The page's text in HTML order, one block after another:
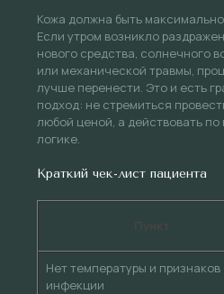
Кожа должна быть
Если утром возникло
нового средства, солнечного
или механической травмы,
лучше перенести. Это и есть
подход: не стремиться
любой ценой, а действовать
логике.
Краткий чек-лист пациента
Нет температуры и признаков
инфекции